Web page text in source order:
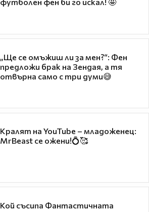
„Ще се омъжиш ли за мен?“: Фен
предложи брак на Зендая, а тя
отвърна само с три думи😅
Кралят на YouTube – младоженец:
MrBeast се ожени!💍🥰
Кой съсипа Фантастичната